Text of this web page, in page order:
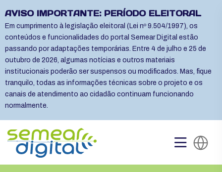
AVISO IMPORTANTE: PERÍODO ELEITORAL
Em cumprimento à legislação eleitoral (Lei nº 9.504/1997), os
conteúdos e funcionalidades do portal Semear Digital estão
passando por adaptações temporárias. Entre 4 de julho e 25 de
outubro de 2026, algumas notícias e outros materiais
institucionais poderão ser suspensos ou modificados. Mas, fique
tranquilo, todas as informações técnicas sobre o projeto e os
canais de atendimento ao cidadão continuam funcionando
normalmente.